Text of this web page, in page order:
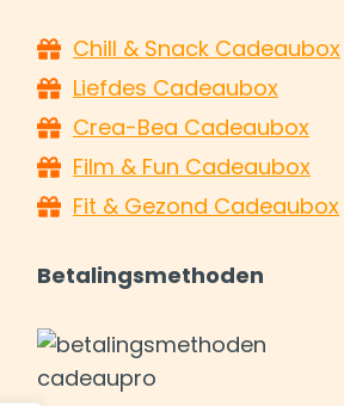
Chill & Snack Cadeaubox
Liefdes Cadeaubox
Crea-Bea Cadeaubox
Film & Fun Cadeaubox
Fit & Gezond Cadeaubox
Betalingsmethoden